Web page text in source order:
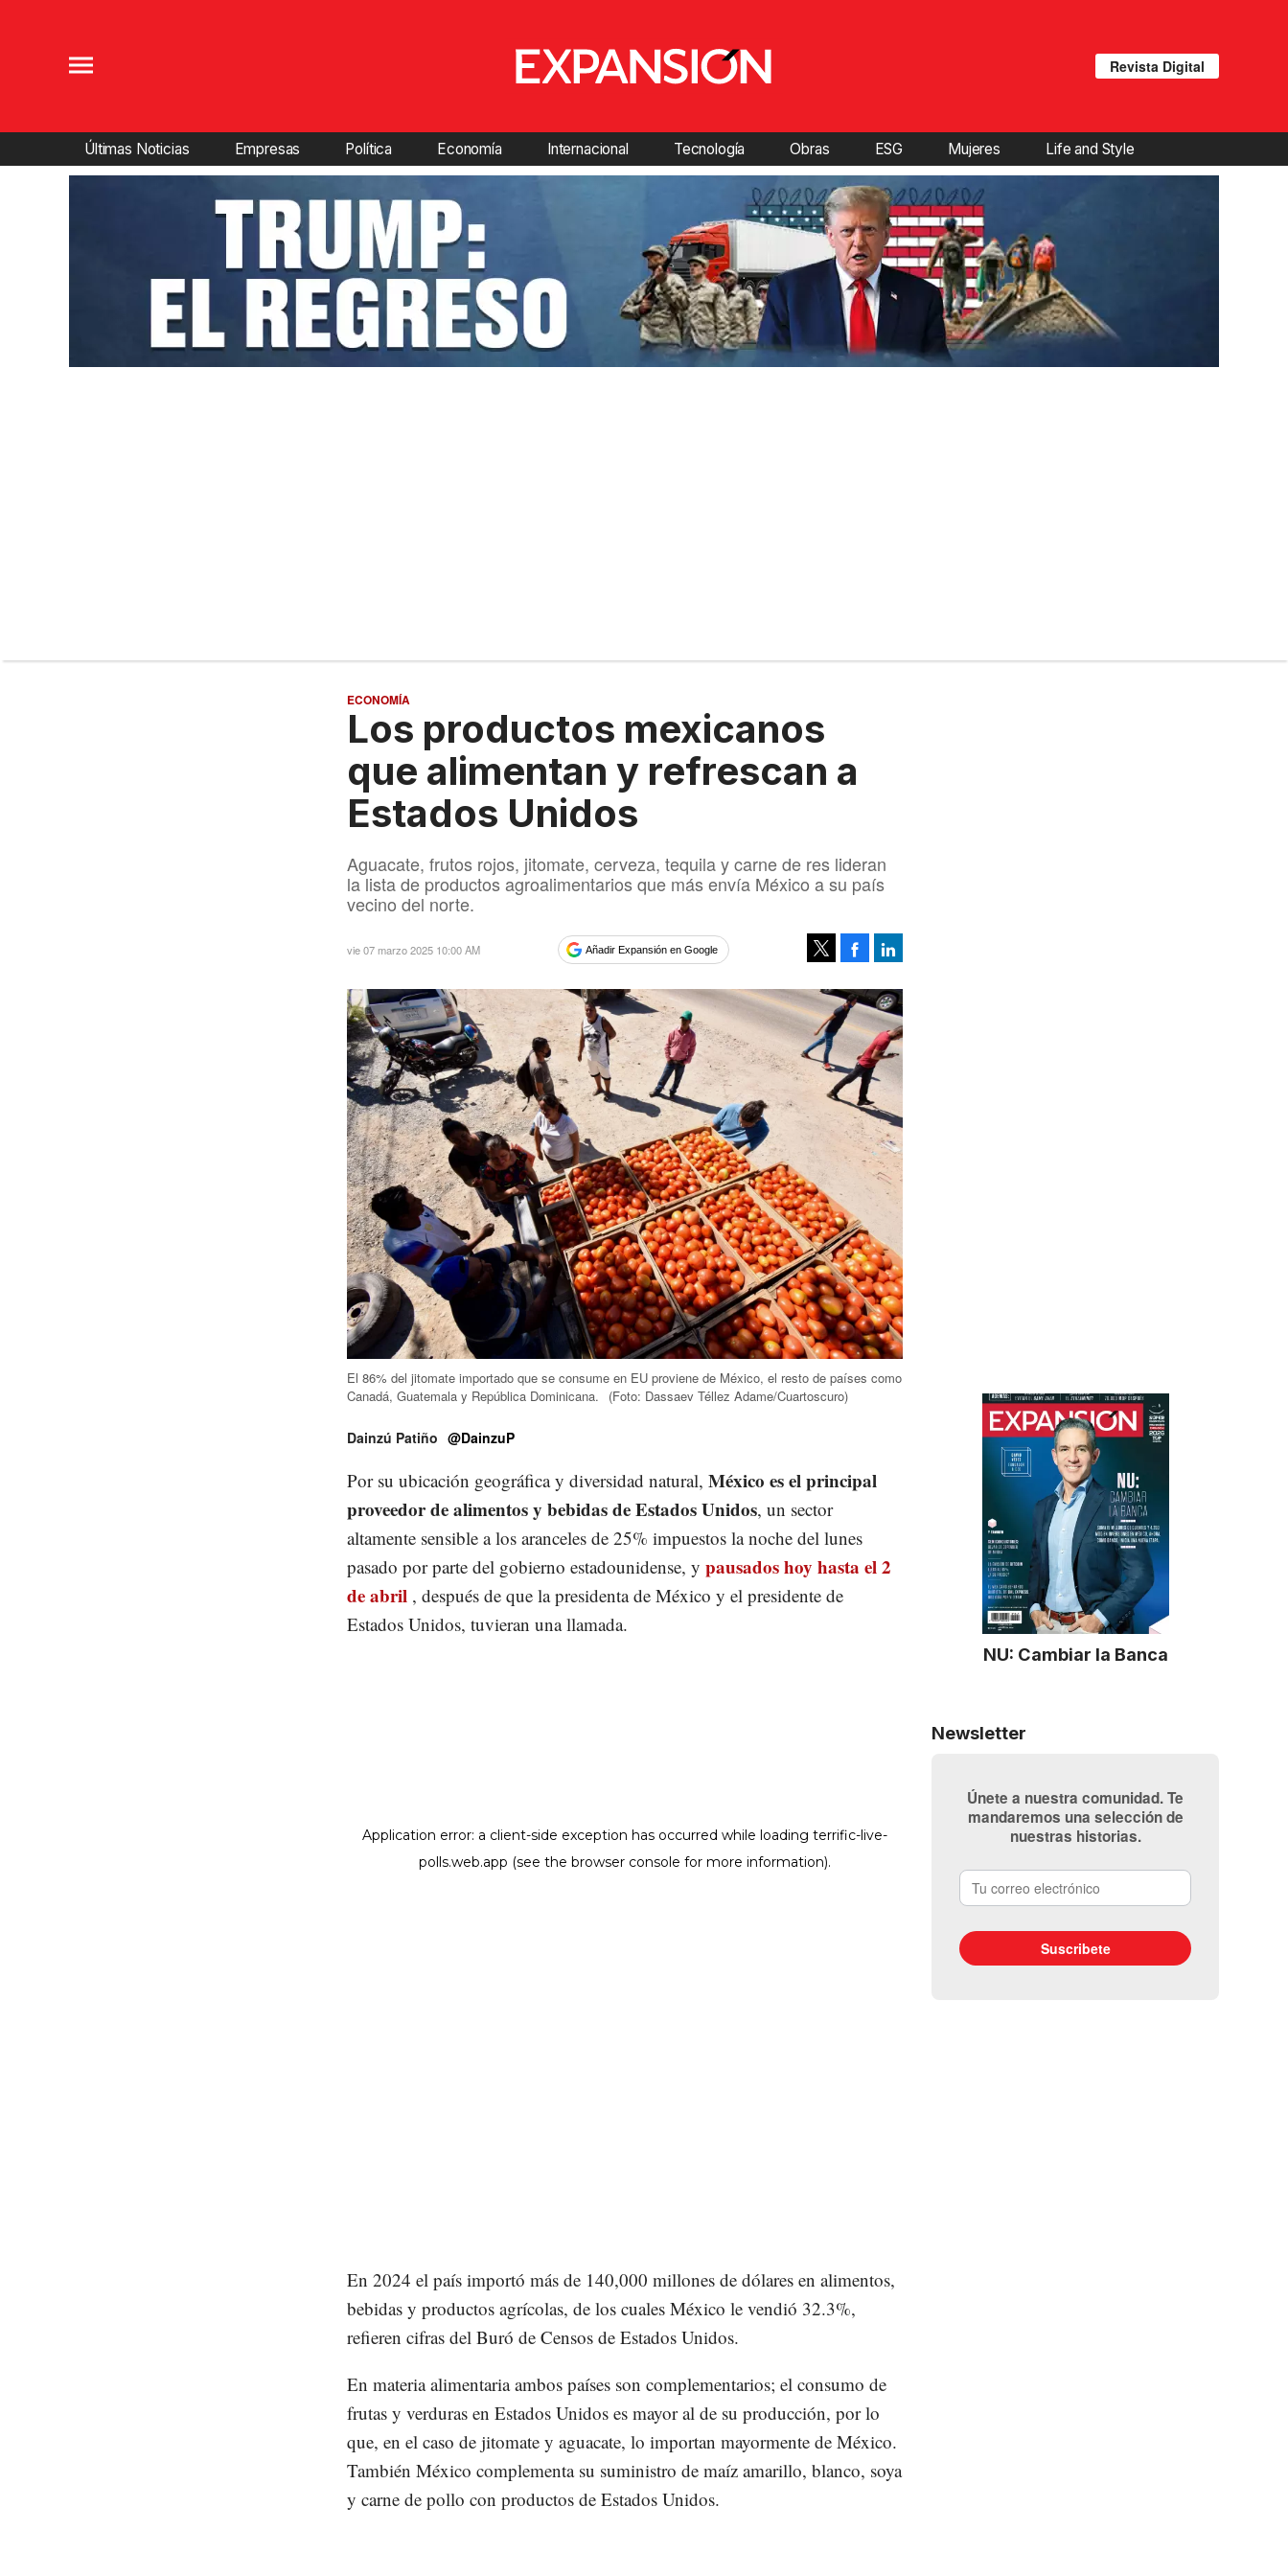
Revista Digital
Últimas Noticias Empresas Política Economía Internacional Tecnología Obras ESG Mujeres Life and Style
NU: Cambiar la Banca
Newsletter
Únete a nuestra comunidad. Te
mandaremos una selección de
nuestras historias.
ECONOMÍA
Los productos mexicanos
que alimentan y refrescan a
Estados Unidos
Aguacate, frutos rojos, jitomate, cerveza, tequila y carne de res lideran
la lista de productos agroalimentarios que más envía México a su país
vecino del norte.
vie 07 marzo 2025 10:00 AM Añadir Expansión en Google Facebook
El 86% del jitomate importado que se consume en EU proviene de México, el resto de países como
Canadá, Guatemala y República Dominicana.
(Foto: Dassaev Téllez Adame/Cuartoscuro)
Dainzú Patiño @DainzuP
Por su ubicación geográfica y diversidad natural, México es el principal
proveedor de alimentos y bebidas de Estados Unidos, un sector
altamente sensible a los aranceles de 25% impuestos la noche del lunes
pasado por parte del gobierno estadounidense, y pausados hoy hasta el 2
de abril , después de que la presidenta de México y el presidente de
Estados Unidos, tuvieran una llamada.
En 2024 el país importó más de 140,000 millones de dólares en alimentos,
bebidas y productos agrícolas, de los cuales México le vendió 32.3%,
refieren cifras del Buró de Censos de Estados Unidos.
En materia alimentaria ambos países son complementarios; el consumo de
frutas y verduras en Estados Unidos es mayor al de su producción, por lo
que, en el caso de jitomate y aguacate, lo importan mayormente de México.
También México complementa su suministro de maíz amarillo, blanco, soya
y carne de pollo con productos de Estados Unidos.